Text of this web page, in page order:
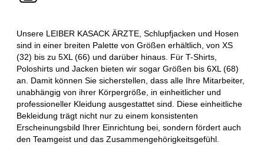
Unsere LEIBER KASACK ÄRZTE, Schlupfjacken und Hosen
sind in einer breiten Palette von Größen erhältlich, von XS
(32) bis zu 5XL (66) und darüber hinaus. Für T-Shirts,
Poloshirts und Jacken bieten wir sogar Größen bis 6XL (68)
an. Damit können Sie sicherstellen, dass alle Ihre Mitarbeiter,
unabhängig von ihrer Körpergröße, in einheitlicher und
professioneller Kleidung ausgestattet sind. Diese einheitliche
Bekleidung trägt nicht nur zu einem konsistenten
Erscheinungsbild Ihrer Einrichtung bei, sondern fördert auch
den Teamgeist und das Zusammengehörigkeitsgefühl.